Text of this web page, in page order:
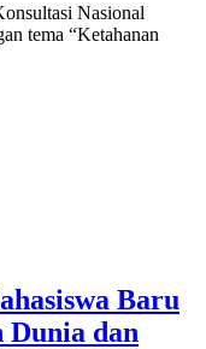
Nasional
tema “Ketahanan
Baru
dan